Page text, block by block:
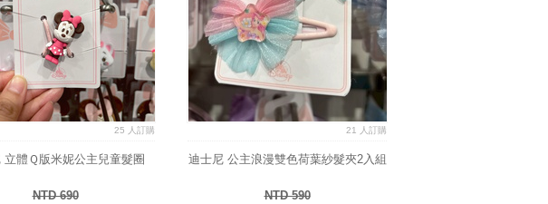
25 人訂購
立體Ｑ版米妮公主兒童髮圈
NTD 690
21 人訂購
迪士尼 公主浪漫雙色荷葉紗髮夾2入組
NTD 590